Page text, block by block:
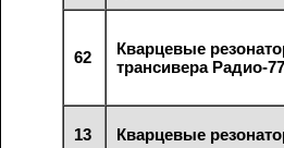
62
Кварцевые
трансивера Радио-
13 Кварцевые